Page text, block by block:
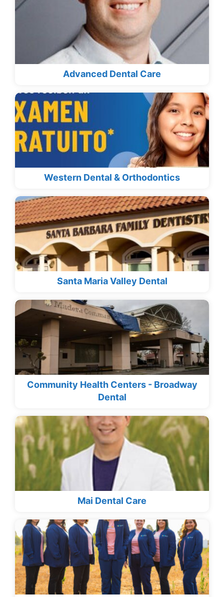
Advanced Dental Care
Western Dental & Orthodontics
Santa Maria Valley Dental
Community Health Centers - Broadway
Dental
Mai Dental Care